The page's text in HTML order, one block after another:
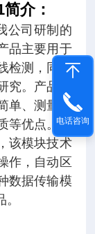
简介：
公司研制的
品主要用于
检测，同时
。产品结
单、测量快
等优点。该
该模块技术
作，自动区
数据传输模
电话咨询